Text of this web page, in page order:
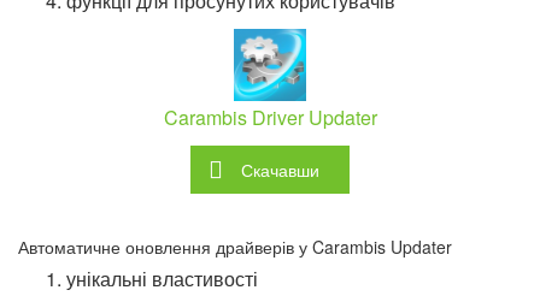
Carambis Driver Updater
Скачавши
Автоматичне оновлення драйверів у Carambis Updater
унікальні властивості